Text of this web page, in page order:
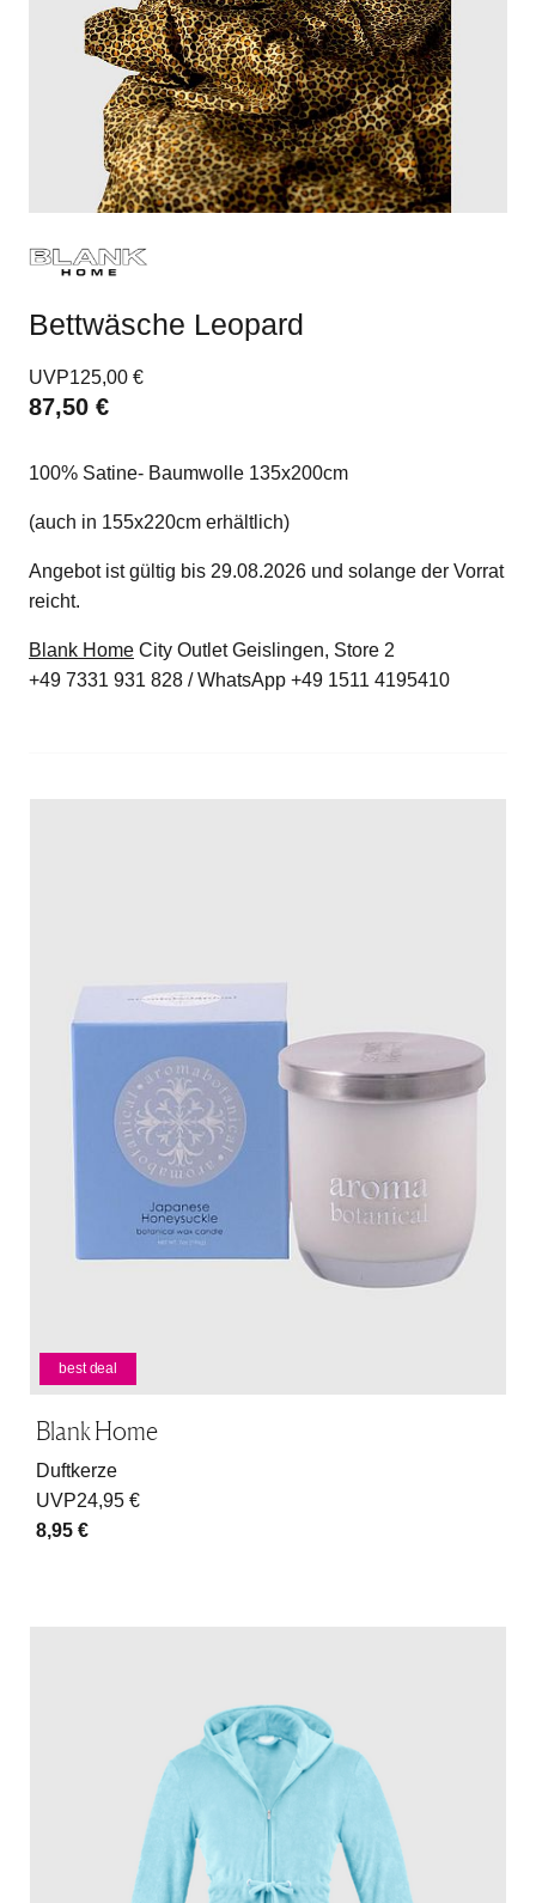
Bettwäsche Leopard
UVP125,00 €
87,50 €
100% Satine- Baumwolle 135x200cm
(auch in 155x220cm erhältlich)
Angebot ist gültig bis 29.08.2026 und solange der Vorrat
reicht.
Blank Home City Outlet Geislingen, Store 2
+49 7331 931 828 / WhatsApp +49 1511 4195410
best deal
Blank Home
Duftkerze
UVP24,95 €
8,95 €